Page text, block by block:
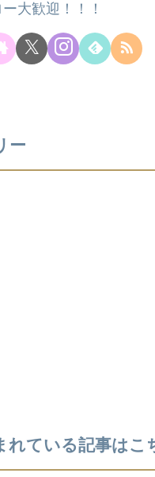
大歓迎！！！
ー
れている記事はこ